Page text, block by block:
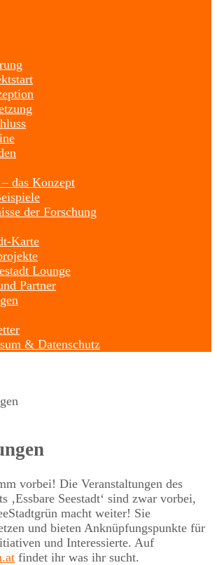
– das Konzept
der Forschung
Karte
Lounge
Partner
& Datenschutz
vorbei! Die Veranstaltungen des
‚Essbare Seestadt‘ sind zwar vorbei,
macht weiter! Sie
und bieten Anknüpfungspunkte für
und Interessierte. Auf
findet ihr was ihr sucht.